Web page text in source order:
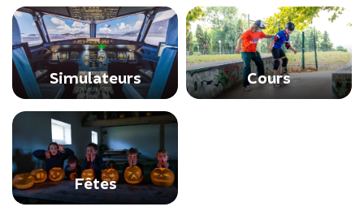
Simulateurs Cours
Fêtes